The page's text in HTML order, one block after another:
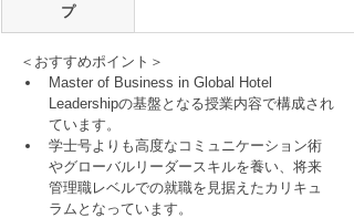
プ
＜おすすめポイント＞
Master of Business in Global Hotel
Leadershipの基盤となる授業内容で構成され
ています。
学士号よりも高度なコミュニケーション術
やグローバルリーダースキルを養い、将来
管理職レベルでの就職を見据えたカリキュ
ラムとなっています。